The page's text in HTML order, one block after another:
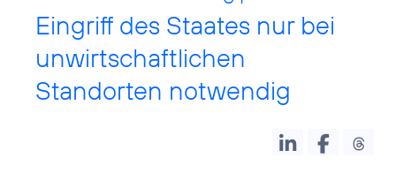
Eingriff des Staates nur bei
unwirtschaftlichen
Standorten notwendig